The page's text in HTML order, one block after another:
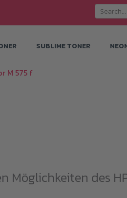
SUBLIME TONER
M 575 f
Möglichkeiten des